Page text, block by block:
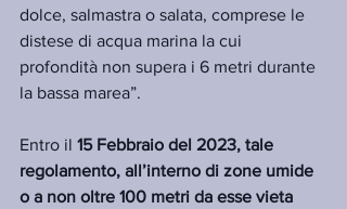
dolce, salmastra o salata, comprese le
distese di acqua marina la cui
profondità non supera i 6 metri durante
la bassa marea”.
Entro il 15 Febbraio del 2023, tale
regolamento, all’interno di zone umide
o a non oltre 100 metri da esse vieta